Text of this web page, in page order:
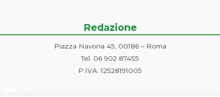
Redazione
Piazza Navona 45, 00186 – Roma
Tel. 06 902 87455
P.IVA: 12528191005